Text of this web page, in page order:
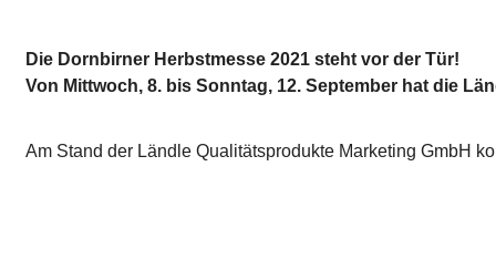
Die Dornbirner Herbstmesse 2021 steht vor der Tür!
Von Mittwoch, 8. bis Sonntag, 12. September hat die
Am Stand der Ländle Qualitätsprodukte Marketing GmbH